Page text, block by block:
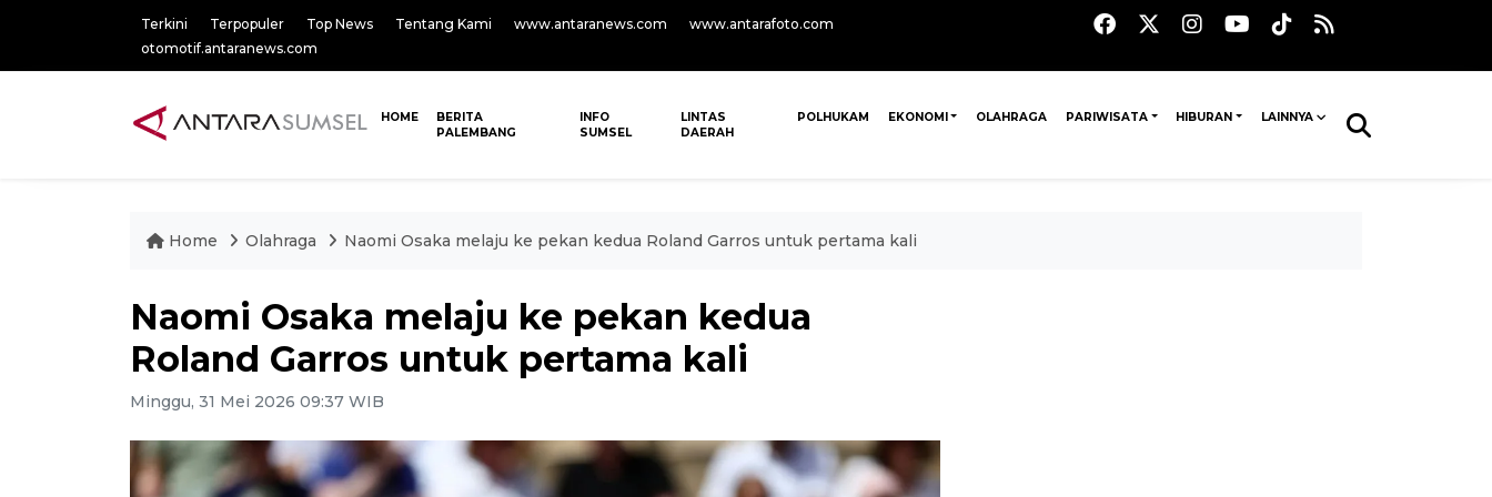
Terkini Terpopuler Top News Tentang Kami www.antaranews.com
www.antarafoto.com
otomotif.antaranews.com
HOME
BERITA
PALEMBANG
INFO
SUMSEL
LINTAS
DAERAH
POLHUKAM EKONOMI OLAHRAGA PARIWISATA HIBURAN LAINNYA
Home Olahraga Naomi Osaka melaju ke pekan kedua Roland Garros untuk pertama kali
Naomi Osaka melaju ke pekan kedua
Roland Garros untuk pertama kali
Minggu, 31 Mei 2026 09:37 WIB